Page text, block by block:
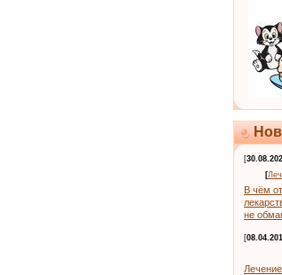
[
[
В чём
не
[